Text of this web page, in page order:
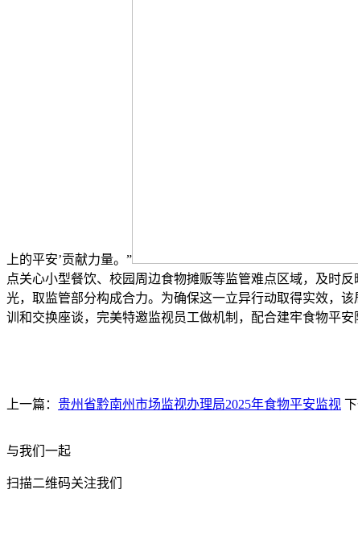
上的平安’贡献力量。”
点关心小型餐饮、校园周边食物摊贩等监管难点区域，及时
光，取监管部分构成合力。为确保这一立异行动取得实效，
训和交换座谈，完美特邀监视员工做机制，配合建牢食物平安
上一篇： 贵州省黔南州市场监视办理局2025年食物平安监视 下
与我们一起
扫描二维码关注我们